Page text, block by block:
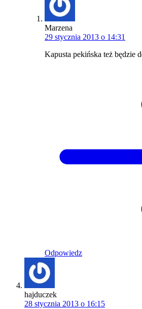
Marzena
29 stycznia 2013 o 14:31
Kapusta pekińska też będzie
Odpowiedz
hajduczek
28 stycznia 2013 o 16:15